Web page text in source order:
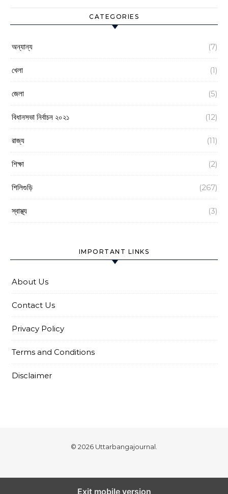
CATEGORIES
অন্যান্য (7)
খেলা (1)
জেলা (5)
বিধানসভা নির্বাচন ২০২১ (12)
রাজ্য (11)
শিক্ষা (2)
শিলিগুড়ি (267)
স্বাস্থ্য (3)
IMPORTANT LINKS
About Us
Contact Us
Privacy Policy
Terms and Conditions
Disclaimer
© 2026 Uttarbangajournal.
Exit mobile version